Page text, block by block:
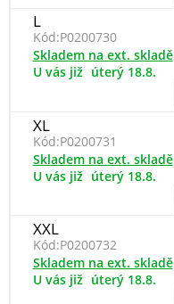
L
Kód:P0200730
Skladem na ext. skladě
U vás již úterý 18.8.
XL
Kód:P0200731
Skladem na ext. skladě
U vás již úterý 18.8.
XXL
Kód:P0200732
Skladem na ext. skladě
U vás již úterý 18.8.